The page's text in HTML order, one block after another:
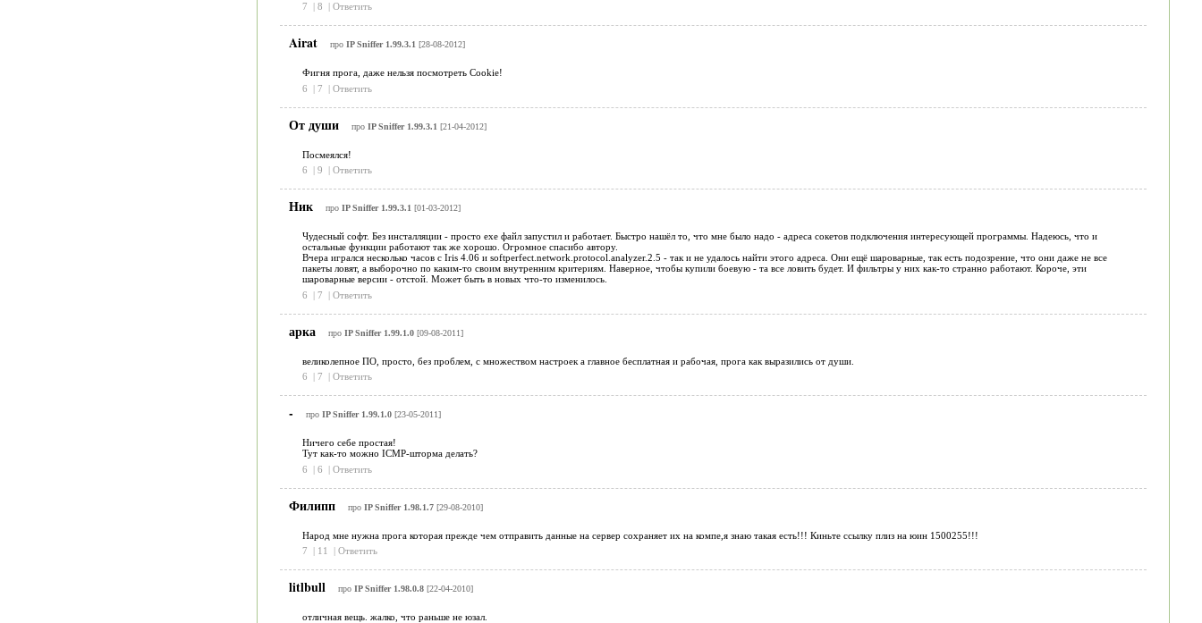
7
| 8 | Ответить
Airat про IP Sniffer 1.99.3.1 [28-08-2012]
Фигня прога, даже нельзя посмотреть Cookie!
6
| 7 | Ответить
От души про IP Sniffer 1.99.3.1 [21-04-2012]
Посмеялся!
6
| 9 | Ответить
Ник про IP Sniffer 1.99.3.1 [01-03-2012]
Чудесный софт. Без инсталляции - просто ехе файл запустил и работает. Быстро нашёл то, что мне было надо - адреса сокетов подключения интересующей программы. Надеюсь, что и
остальные функции работают так же хорошо. Огромное спасибо автору.
Вчера игрался несколько часов с Iris 4.06 и softperfect.network.protocol.analyzer.2.5 - так и не удалось найти этого адреса. Они ещё шароварные, так есть подозрение, что они даже не все
пакеты ловят, а выборочно по каким-то своим внутренним критериям. Наверное, чтобы купили боевую - та все ловить будет. И фильтры у них как-то странно работают. Короче, эти
шароварные версии - отстой. Может быть в новых что-то изменилось.
6
| 7 | Ответить
арка про IP Sniffer 1.99.1.0[09-08-2011]
великолепное ПО, просто, без проблем, с множеством настроек а главное бесплатная и рабочая, прога как выразились от души.
6
| 7 | Ответить
- про IP Sniffer 1.99.1.0[23-05-2011]
Ничего себе простая!
Тут как-то можно ICMP-шторма делать?
6
| 6 | Ответить
Филипп про IP Sniffer 1.98.1.7[29-08-2010]
Народ мне нужна прога которая прежде чем отправить данные на сервер сохраняет их на компе,я знаю такая есть!!! Киньте ссылку плиз на юин 1500255!!!
7
| 11 | Ответить
litlbull про IP Sniffer 1.98.0.8[22-04-2010]
отличная вещь. жалко, что раньше не юзал.